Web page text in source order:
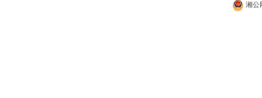
湘公